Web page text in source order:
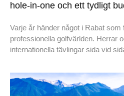
hole-in-one och ett tydligt
Varje år händer något i Rabat
professionella golfvärlden. Herrar
internationella tävlingar sida vid